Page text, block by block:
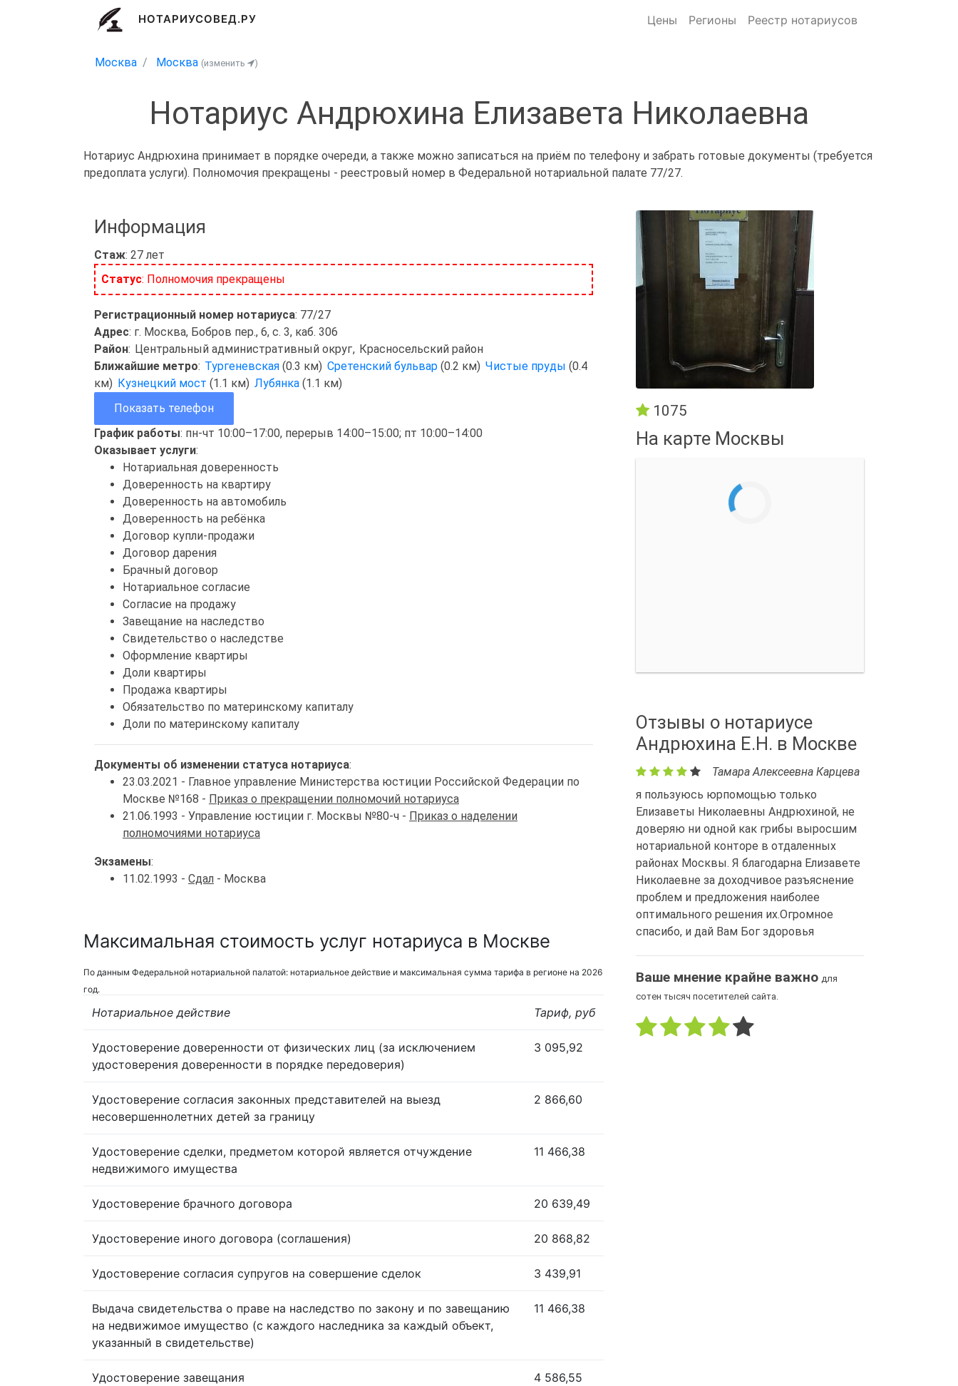
НОТАРИУСОВЕД.РУ Цены Регионы Реестр нотариусов
Москва Москва (изменить )
Нотариус Андрюхина Елизавета Николаевна
Нотариус Андрюхина принимает в порядке очереди, а также можно записаться на приём по телефону и забрать готовые документы (требуется
предоплата услуги). Полномочия прекращены - реестровый номер в Федеральной нотариальной палате 77/27.
Информация
Стаж: 27 лет
Статус: Полномочия прекращены
Регистрационный номер нотариуса: 77/27
Адрес: г. Москва, Бобров пер., 6, с. 3, каб. 306
Район: Центральный административный округ, Красносельский район
Ближайшие метро: Тургеневская (0.3 км) Сретенский бульвар (0.2 км) Чистые пруды (0.4
км) Кузнецкий мост(1.1 км) Лубянка(1.1 км)
Показать телефон
График работы: пн-чт 10:00–17:00, перерыв 14:00–15:00; пт 10:00–14:00
Оказывает услуги:
Нотариальная доверенность
Доверенность на квартиру
Доверенность на автомобиль
Доверенность на ребёнка
Договор купли-продажи
Договор дарения
Брачный договор
Нотариальное согласие
Согласие на продажу
Завещание на наследство
Свидетельство о наследстве
Оформление квартиры
Доли квартиры
Продажа квартиры
Обязательство по материнскому капиталу
Доли по материнскому капиталу
Документы об изменении статуса нотариуса:
23.03.2021 - Главное управление Министерства юстиции Российской Федерации по
Москве №168 - Приказ о прекращении полномочий нотариуса
21.06.1993 - Управление юстиции г. Москвы №80-ч - Приказ о наделении
полномочиями нотариуса
Экзамены:
11.02.1993 - Сдал - Москва
Максимальная стоимость услуг нотариуса в Москве
По данным Федеральной нотариальной палатой: нотариальное действие и максимальная сумма тарифа в регионе на 2026
год.
Нотариальное действие Тариф, руб
Удостоверение доверенности от физических лиц (за исключением
удостоверения доверенности в порядке передоверия)
3 095,92
Удостоверение согласия законных представителей на выезд
несовершеннолетних детей за границу
2 866,60
Удостоверение сделки, предметом которой является отчуждение
недвижимого имущества
11 466,38
Удостоверение брачного договора 20 639,49
Удостоверение иного договора (соглашения) 20 868,82
Удостоверение согласия супругов на совершение сделок 3 439,91
Выдача свидетельства о праве на наследство по закону и по завещанию
на недвижимое имущество (с каждого наследника за каждый объект,
указанный в свидетельстве)
11 466,38
Удостоверение завещания 4 586,55
1075
На карте Москвы
Отзывы о нотариусе
Андрюхина Е.Н. в Москве
Тамара Алексеевна Карцева
я пользуюсь юрпомощью только
Елизаветы Николаевны Андрюхиной, не
доверяю ни одной как грибы выросшим
нотариальной конторе в отдаленных
районах Москвы. Я благодарна Елизавете
Николаевне за доходчивое разъяснение
проблем и предложения наиболее
оптимального решения их.Огромное
спасибо, и дай Вам Бог здоровья
Ваше мнение крайне важно для
сотен тысяч посетителей сайта.